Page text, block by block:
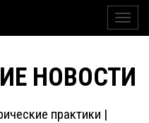
НОВОСТИ
практики |